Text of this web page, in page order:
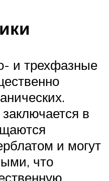
и трехфазные
в
и могут
что